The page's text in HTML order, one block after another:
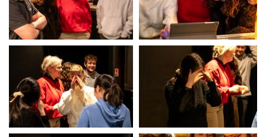
Semaine P1PS Inclusion Semaine P1PS Inclusion